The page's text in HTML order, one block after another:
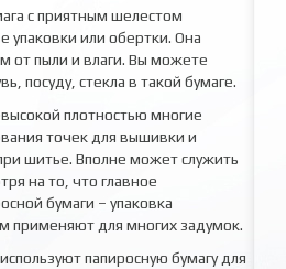
с приятным шелестом
упаковки или обертки. Она
от пыли и влаги. Вы можете
посуду, стекла в такой бумаге.
плотностью многие
точек для вышивки и
шитье. Вполне может служить
на то, что главное
бумаги – упаковка
применяют для многих задумок.
папиросную бумагу для